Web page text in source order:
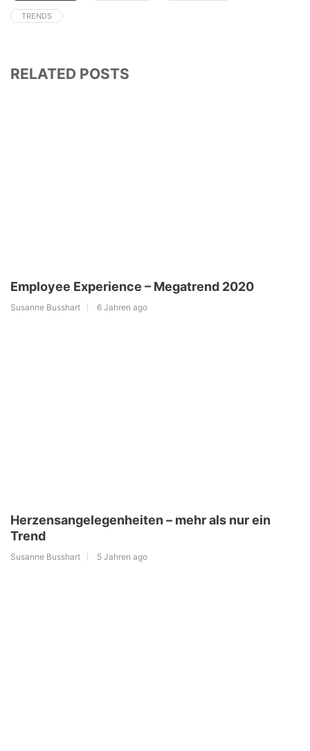
TRENDS
RELATED POSTS
Employee Experience – Megatrend 2020
Susanne Busshart 6 Jahren ago
Herzensangelegenheiten – mehr als nur ein
Trend
Susanne Busshart 5 Jahren ago